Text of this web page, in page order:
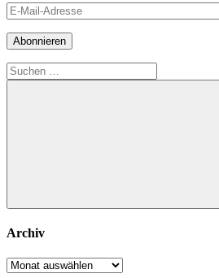
E-
Mail-
Adresse
Abonnieren
Suchen
nach:
Suchen
Archiv
Archiv